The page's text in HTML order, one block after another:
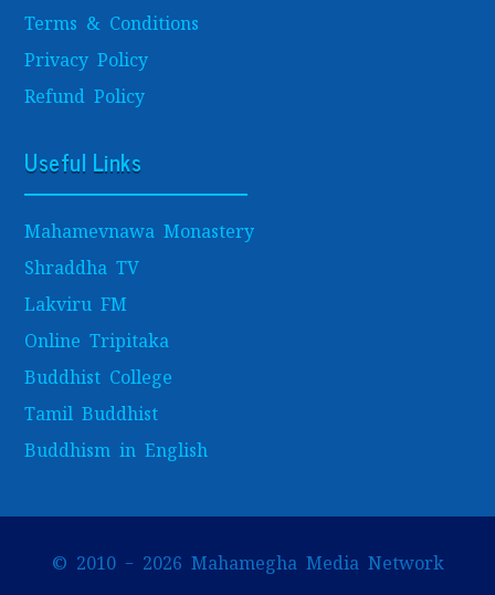
Terms & Conditions
Privacy Policy
Refund Policy
Useful Links
Mahamevnawa Monastery
Shraddha TV
Lakviru FM
Online Tripitaka
Buddhist College
Tamil Buddhist
Buddhism in English
© 2010 – 2026 Mahamegha Media Network